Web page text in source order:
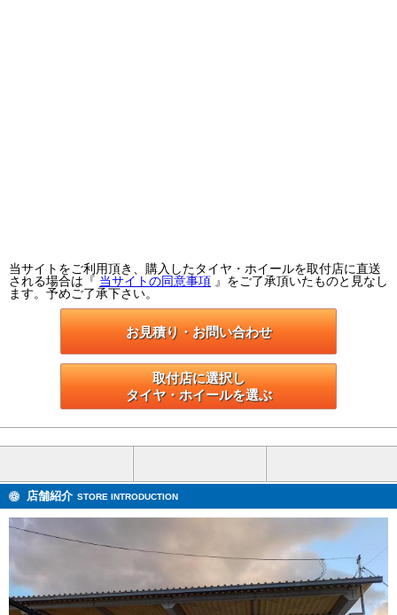
当サイトをご利用頂き、購入したタイヤ・ホイールを取付店に直送
される場合は『 当サイトの同意事項 』をご了承頂いたものと見なし
ます。予めご了承下さい。
お見積り・お問い合わせ
取付店に選択し
タイヤ・ホイールを選ぶ
店舗紹介 STORE INTRODUCTION